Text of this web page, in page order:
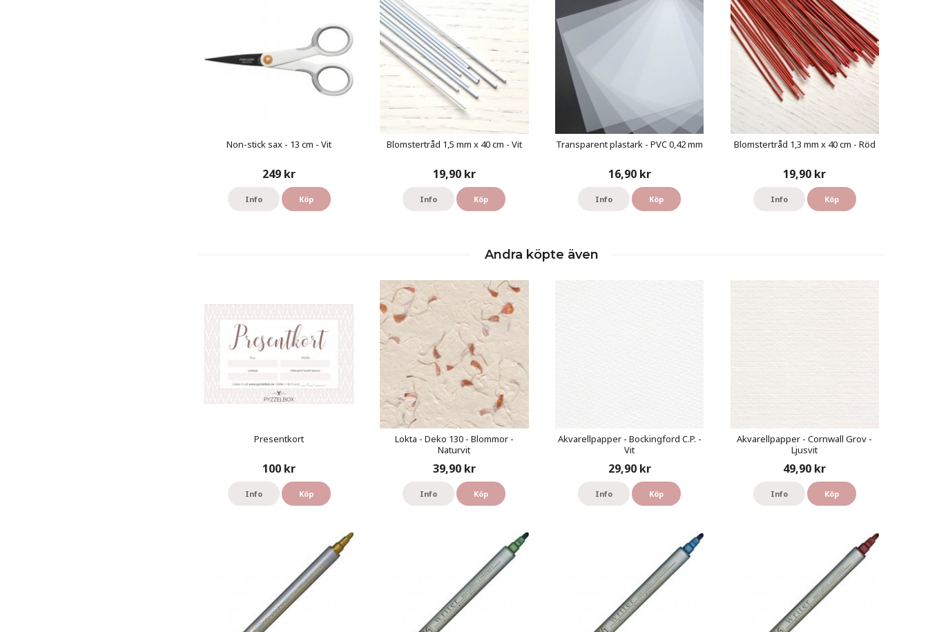
Non-stick sax - 13 cm - Vit
249 kr
Info Köp
Blomstertråd 1,5 mm x 40 cm - Vit
19,90 kr
Info Köp
Transparent plastark - PVC 0,42 mm
16,90 kr
Info Köp
Blomstertråd 1,3 mm x 40 cm - Röd
19,90 kr
Info Köp
Andra köpte även
Presentkort
100 kr
Info Köp
Lokta - Deko 130 - Blommor -
Naturvit
39,90 kr
Info Köp
Akvarellpapper - Bockingford C.P. -
Vit
29,90 kr
Info Köp
Akvarellpapper - Cornwall Grov -
Ljusvit
49,90 kr
Info Köp